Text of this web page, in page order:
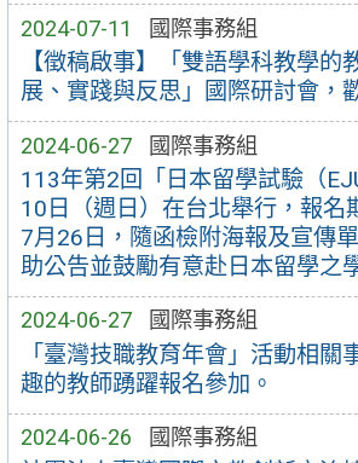
2024-07-11 國際事務組
【徵稿啟事】「雙語學科教學的
展、實踐與反思」國際研討會，
2024-06-27 國際事務組
113年第2回「日本留學試驗（
10日（週日）在台北舉行，報名
7月26日，隨函檢附海報及宣傳
助公告並鼓勵有意赴日本留學之
2024-06-27 國際事務組
「臺灣技職教育年會」活動相關
趣的教師踴躍報名參加。
2024-06-26 國際事務組